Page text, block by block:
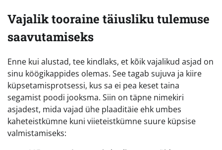
Vajalik tooraine täiusliku tulemuse
saavutamiseks
Enne kui alustad, tee kindlaks, et kõik vajalikud asjad on
sinu köögikappides olemas. See tagab sujuva ja kiire
küpsetamisprotsessi, kus sa ei pea keset taina
segamist poodi jooksma. Siin on täpne nimekiri
asjadest, mida vajad ühe plaaditäie ehk umbes
kaheteistkümne kuni viieteistkümne suure küpsise
valmistamiseks: